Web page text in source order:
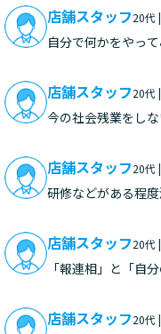
店舗スタッフ20代
自分で何かをやっ
店舗スタッフ20代
今の社会残業をし
し…
店舗スタッフ20代
研修などがある程
店舗スタッフ20代
「報連相」と「自
う必…
店舗スタッフ20代